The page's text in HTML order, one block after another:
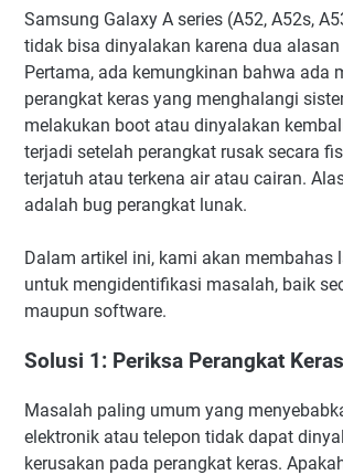
Samsung Galaxy A series (A52, A52s,
tidak bisa dinyalakan karena dua
Pertama, ada kemungkinan bahwa ada
perangkat keras yang menghalangi
melakukan boot atau dinyalakan
terjadi setelah perangkat rusak secara
terjatuh atau terkena air atau cairan.
adalah bug perangkat lunak.
Dalam artikel ini, kami akan membahas
untuk mengidentifikasi masalah, baik
maupun software.
Solusi 1: Periksa Perangkat
Masalah paling umum yang
elektronik atau telepon tidak dapat
kerusakan pada perangkat keras.